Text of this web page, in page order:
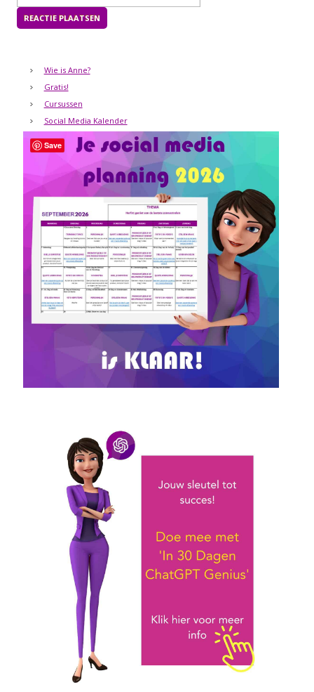
Wie is Anne?
Gratis!
Cursussen
Social Media Kalender
Save